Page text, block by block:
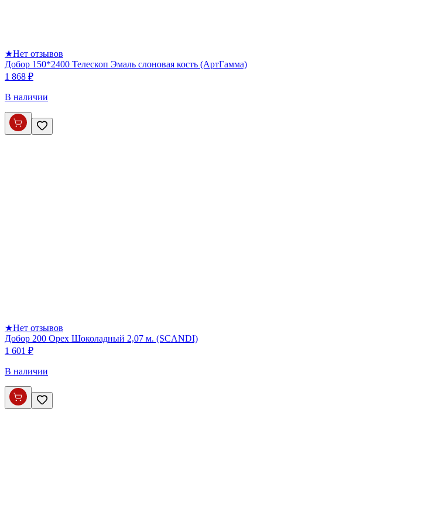
★Нет отзывов
Добор 150*2400 Телескоп Эмаль слоновая кость (АртГамма)
1 868 ₽
В наличии
★Нет отзывов
Добор 200 Орех Шоколадный 2,07 м. (SCANDI)
1 601 ₽
В наличии